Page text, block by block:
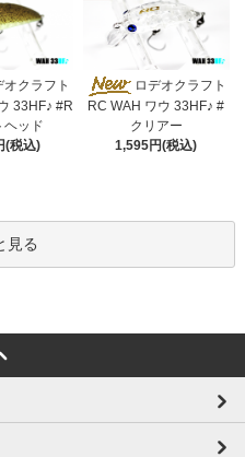
オクラフト
33HF♪ #R
ヘッド
(税込)
ロデオクラフト
RC WAH ワウ 33HF♪ #
クリアー
1,595円(税込)
見る